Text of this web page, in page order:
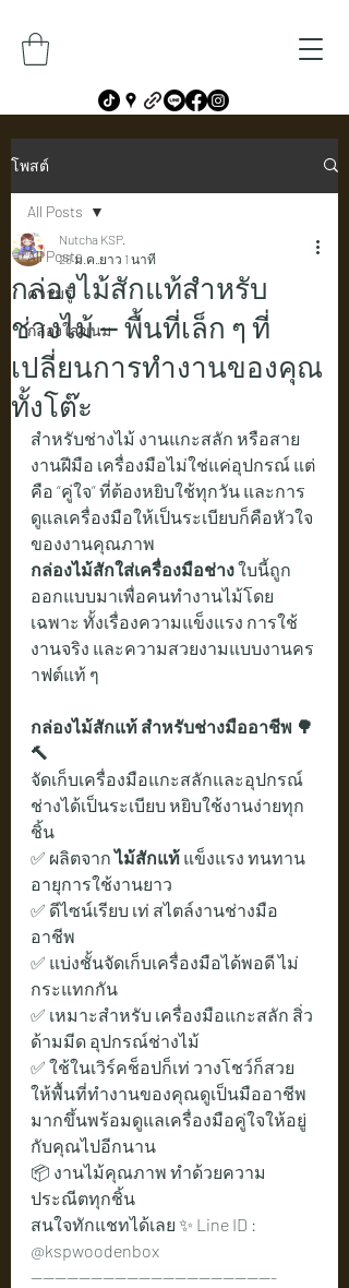
โพสต์
All Posts
ความรู้
กล่องใส่ขนม
All Posts
กล่องไม้สักแท้สำหรับ
ช่างไม้ — พื้นที่เล็ก ๆ ที่
เปลี่ยนการทำงานของคุณ
ทั้งโต๊ะ
Nutcha KSP.
28 ม.ค. ยาว 1 นาที
สำหรับช่างไม้ งานแกะสลัก หรือสาย
งานฝีมือ เครื่องมือไม่ใช่แค่อุปกรณ์ แต่
คือ “คู่ใจ” ที่ต้องหยิบใช้ทุกวัน และการ
ดูแลเครื่องมือให้เป็นระเบียบก็คือหัวใจ
ของงานคุณภาพ
กล่องไม้สักใส่เครื่องมือช่าง ใบนี้ถูก
ออกแบบมาเพื่อคนทำงานไม้โดย
เฉพาะ ทั้งเรื่องความแข็งแรง การใช้
งานจริง และความสวยงามแบบงานคร
าฟต์แท้ ๆ
กล่องไม้สักแท้ สำหรับช่างมืออาชีพ 🌳
🔨
จัดเก็บเครื่องมือแกะสลักและอุปกรณ์
ช่างได้เป็นระเบียบ หยิบใช้งานง่ายทุก
ชิ้น
✅ ผลิตจาก ไม้สักแท้ แข็งแรง ทนทาน
อายุการใช้งานยาว
✅ ดีไซน์เรียบ เท่ สไตล์งานช่างมือ
อาชีพ
✅ แบ่งชั้นจัดเก็บเครื่องมือได้พอดี ไม่
กระแทกกัน
✅ เหมาะสำหรับ เครื่องมือแกะสลัก สิ่ว
ด้ามมีด อุปกรณ์ช่างไม้
✅ ใช้ในเวิร์คช็อปก็เท่ วางโชว์ก็สวย
ให้พื้นที่ทำงานของคุณดูเป็นมืออาชีพ
มากขึ้นพร้อมดูแลเครื่องมือคู่ใจให้อยู่
กับคุณไปอีกนาน
📦 งานไม้คุณภาพ ทำด้วยความ
ประณีตทุกชิ้น
สนใจทักแชทได้เลย ✨ Line ID :
@kspwoodenbox
-----------------------------------------